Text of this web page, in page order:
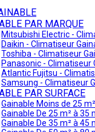
PAR MARQUE
Mitsubishi Electric -
Daikin - Climatiseur
Toshiba - Climatiseur
Panasonic - Climatiseur
Atlantic Fujitsu -
Samsung - Climatiseur
PAR SURFACE
Gainable Moins de 25 m²
Gainable De 25 m² à 35
Gainable De 35 m² à 45